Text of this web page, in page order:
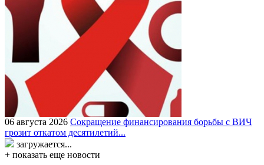
06 августа 2026 Сокращение финансирования борьбы с ВИЧ
грозит откатом десятилетий...
загружается...
+ показать еще новости